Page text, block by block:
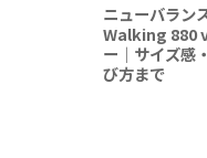
ニューバラン
Walking 880
ー｜サイズ感
び方まで